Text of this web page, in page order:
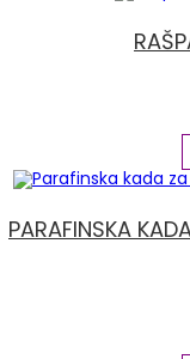
PARAFINSKA